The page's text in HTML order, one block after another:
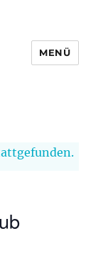
MENÜ